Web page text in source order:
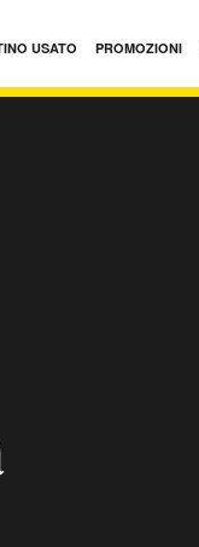
USATO PROMOZIONI